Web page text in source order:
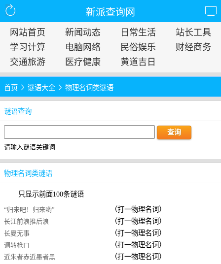
新派查询网
网站首页 新闻动态 日常生活
站长工具
学习计算
电脑网络 民俗娱乐
财经商务
交通旅游
医疗健康 黄道吉日
首页 谜语大全 物理名词类谜语
谜语查询
请输入谜语关键词
物理名词类谜语
只显示前面100条谜语
“归来吧！归来哟” （打一物理名词）
长江前浪推后浪 （打一物理名词）
长夏无事 （打一物理名词）
调转枪口 （打一物理名词）
近朱者赤近墨者黑 （打一物理名词）